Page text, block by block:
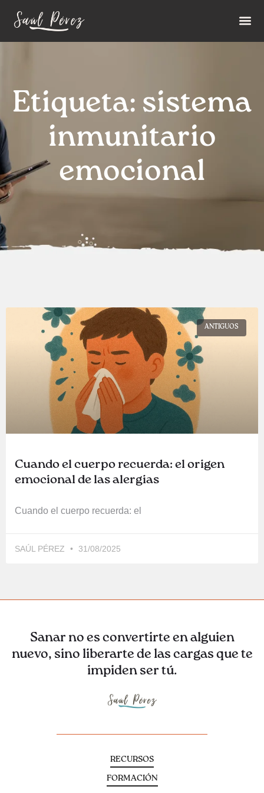
Etiqueta: sistema
inmunitario
emocional
ANTIGUOS
Cuando el cuerpo recuerda: el origen
emocional de las alergias
Cuando el cuerpo recuerda: el
SAÚL PÉREZ 31/08/2025
Sanar no es convertirte en alguien
nuevo, sino liberarte de las cargas que te
impiden ser tú.
RECURSOS
FORMACIÓN